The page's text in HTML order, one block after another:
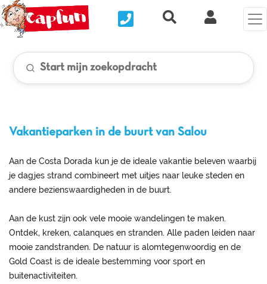
Nous contacterRecherche rapide
Mijn Clix
Start mijn zoekopdracht
Vakantieparken in de buurt van Salou
Aan de Costa Dorada kun je de ideale vakantie beleven waarbij
je dagjes strand combineert met uitjes naar leuke steden en
andere bezienswaardigheden in de buurt.
Aan de kust zijn ook vele mooie wandelingen te maken.
Ontdek, kreken, calanques en stranden. Alle paden leiden naar
mooie zandstranden. De natuur is alomtegenwoordig en de
Gold Coast is de ideale bestemming voor sport en
buitenactiviteiten.